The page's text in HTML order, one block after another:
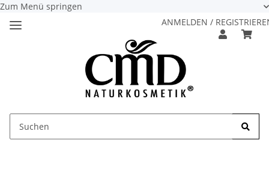
Zum Menü springen
ANMELDEN /